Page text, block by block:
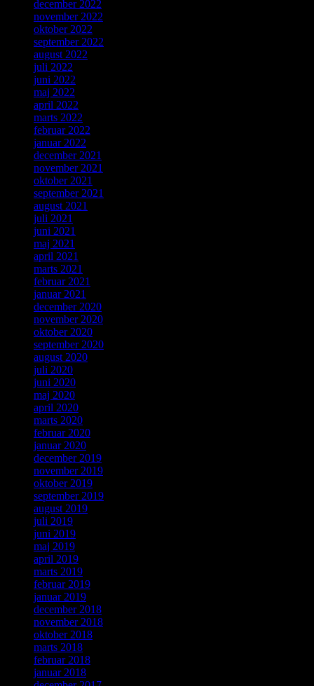
december 2022
november 2022
oktober 2022
september 2022
august 2022
juli 2022
juni 2022
maj 2022
april 2022
marts 2022
februar 2022
januar 2022
december 2021
november 2021
oktober 2021
september 2021
august 2021
juli 2021
juni 2021
maj 2021
april 2021
marts 2021
februar 2021
januar 2021
december 2020
november 2020
oktober 2020
september 2020
august 2020
juli 2020
juni 2020
maj 2020
april 2020
marts 2020
februar 2020
januar 2020
december 2019
november 2019
oktober 2019
september 2019
august 2019
juli 2019
juni 2019
maj 2019
april 2019
marts 2019
februar 2019
januar 2019
december 2018
november 2018
oktober 2018
marts 2018
februar 2018
januar 2018